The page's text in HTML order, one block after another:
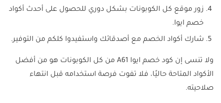
زور موقع كل الكوبونات بشكل دوري للحصول على أحدث أكواد
خصم ايوا.
شارك أكواد الخصم مع أصدقائك واستفيدوا كلكم من التوفير.
ولا تنسى إن كود خصم ايوا A61 من كل الكوبونات هو من أفضل
الأكواد المتاحة حاليًا، فلا تفوت فرصة استخدامه قبل انتهاء
صلاحيته.